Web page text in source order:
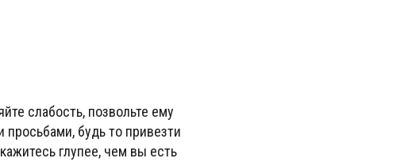
слабость, позвольте ему
будь то привезти
глупее, чем вы есть